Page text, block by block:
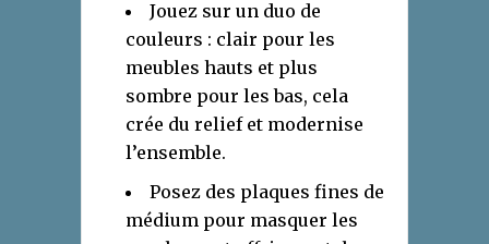
Jouez sur un duo de
couleurs : clair pour les
meubles hauts et plus
sombre pour les bas, cela
crée du relief et modernise
l’ensemble.
Posez des plaques fines de
médium pour masquer les